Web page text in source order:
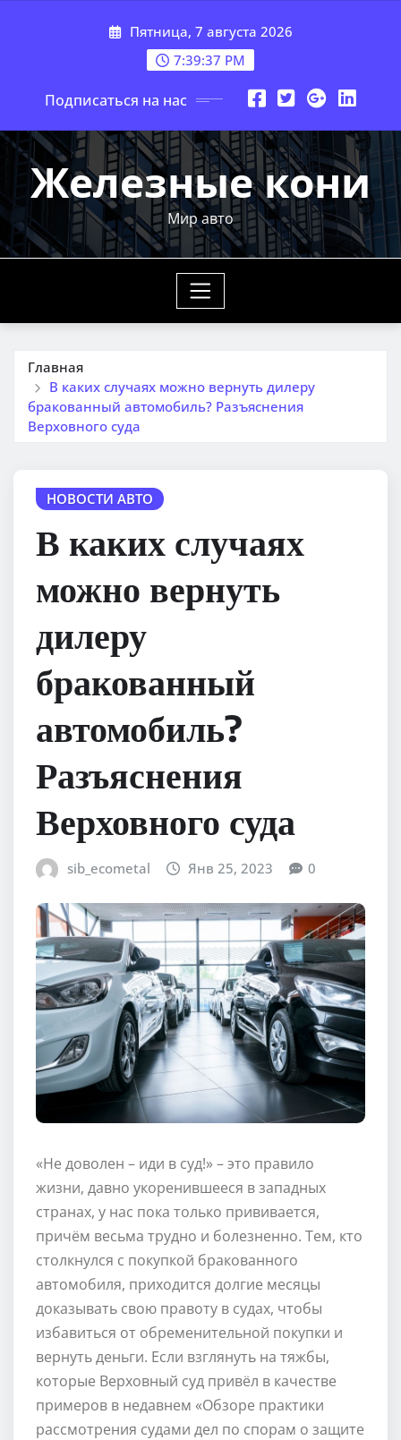
Пятница, 7 августа 2026
7:39:38 PM
Подписаться на нас
Железные кони
Мир авто
Главная
В каких случаях можно вернуть дилеру
бракованный автомобиль? Разъяснения
Верховного суда
НОВОСТИ АВТО
В каких случаях
можно вернуть
дилеру
бракованный
автомобиль?
Разъяснения
Верховного суда
sib_ecometal Янв 25, 2023 0
«Не доволен – иди в суд!» – это правило
жизни, давно укоренившееся в западных
странах, у нас пока только прививается,
причём весьма трудно и болезненно. Тем, кто
столкнулся с покупкой бракованного
автомобиля, приходится долгие месяцы
доказывать свою правоту в судах, чтобы
избавиться от обременительной покупки и
вернуть деньги. Если взглянуть на тяжбы,
которые Верховный суд привёл в качестве
примеров в недавнем «Обзоре практики
рассмотрения судами дел по спорам о защите